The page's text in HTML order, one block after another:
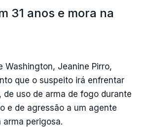
31 anos e mora na
Washington, Jeanine Pirro,
que o suspeito irá enfrentar
de uso de arma de fogo durante
e de agressão a um agente
perigosa.